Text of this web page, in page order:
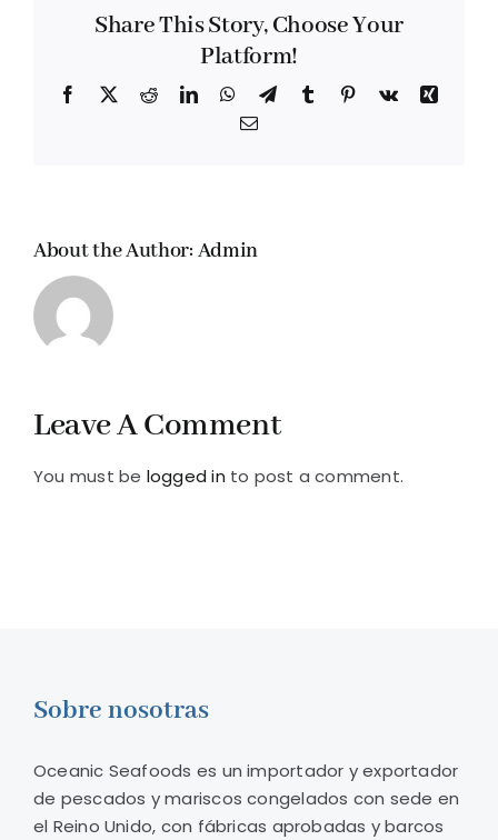
Share This Story, Choose Your
Platform!
Facebook
X RedditLinkedInWhatsApp
TelegramTumblr Pinterest
Vk
Xing
Email
About the Author: Admin
Leave A Comment
You must be logged in to post a comment.
Sobre nosotras
Oceanic Seafoods es un importador y exportador
de pescados y mariscos congelados con sede en
el Reino Unido, con fábricas aprobadas y barcos